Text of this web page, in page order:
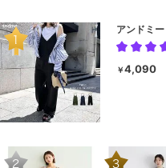
アンドミー
￥4,090